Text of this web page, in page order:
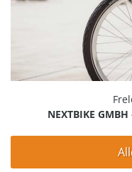
NEXTBIKE GMBH